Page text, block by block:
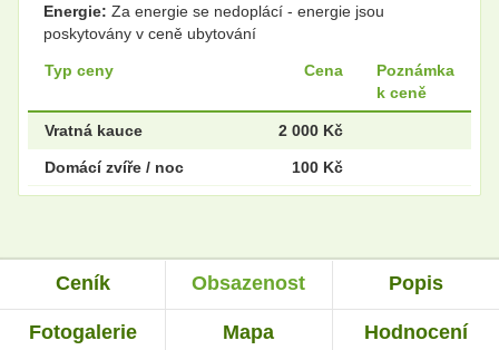
Energie: Za energie se nedoplácí - energie jsou
poskytovány v ceně ubytování
Typ ceny Cena
Poznámka
k ceně
Vratná kauce 2 000 Kč
Domácí zvíře / noc 100 Kč
Ceník Obsazenost Popis
Fotogalerie Mapa Hodnocení